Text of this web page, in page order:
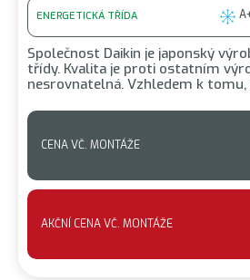
ENERGETICKÁ TŘÍDA
Společnost Daikin je japonský
třídy. Kvalita je proti ostatním
nesrovnatelná. Vzhledem k
CENA VČ. MONTÁŽE
AKČNÍ CENA VČ. MONTÁŽE